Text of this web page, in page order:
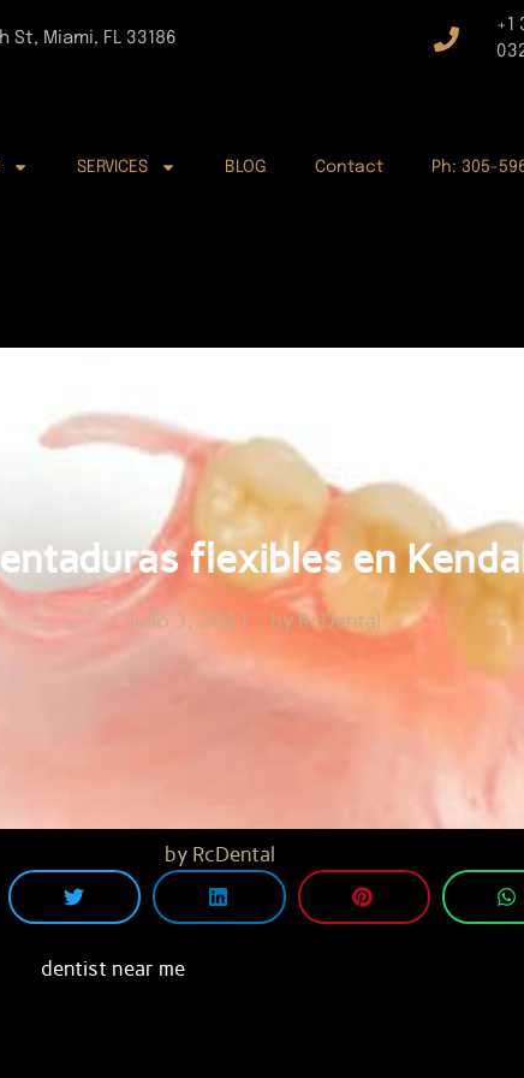
St, Miami, FL 33186
+1
SERVICES BLOG Contact Ph: 305-
flexibles en
julio 3, 2021 byRcDental
byRcDental
dentist near me